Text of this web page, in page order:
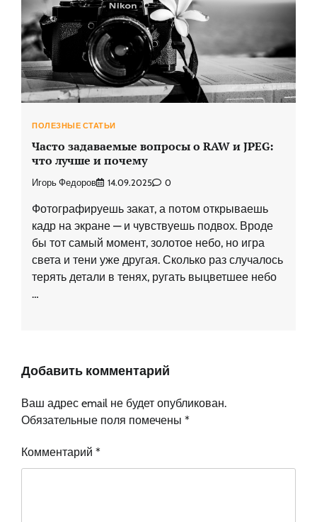
ПОЛЕЗНЫЕ СТАТЬИ
Часто задаваемые вопросы о RAW и JPEG:
что лучше и почему
Игорь Федоров 14.09.2025 0
Фотографируешь закат, а потом открываешь
кадр на экране — и чувствуешь подвох. Вроде
бы тот самый момент, золотое небо, но игра
света и тени уже другая. Сколько раз случалось
терять детали в тенях, ругать выцветшее небо
…
Добавить комментарий
Ваш адрес email не будет опубликован.
Обязательные поля помечены *
Комментарий *